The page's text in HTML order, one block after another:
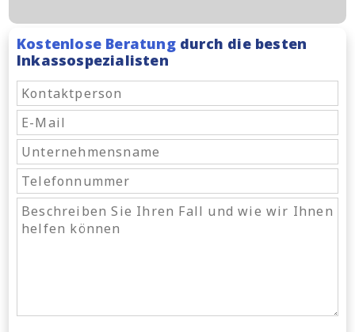
Kostenlose Beratungdurch die besten
Inkassospezialisten